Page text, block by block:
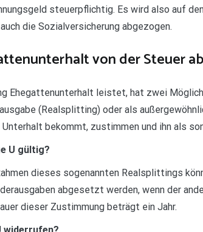
steuerpflichtig. Es wird also auf
die Sozialversicherung abgezogen.
von der Steuer
Ehegattenunterhalt leistet, hat zwei
(Realsplitting) oder als
Unterhalt bekommt, zustimmen und ihn als
U gültig?
dieses sogenannten Realsplittings
abgesetzt werden, wenn der
dieser Zustimmung beträgt ein Jahr.
widerrufen?